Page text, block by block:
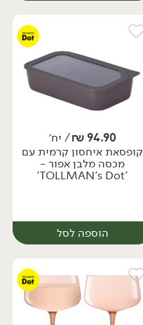
יח׳
94.90
₪/ יח׳
קופסאת איחסון קרמית עם
מכסה מלבן אפור -
'TOLLMAN's Dot'
הוספה לסל